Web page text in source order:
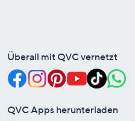
Überall mit QVC vernetzt
QVC Apps herunterladen